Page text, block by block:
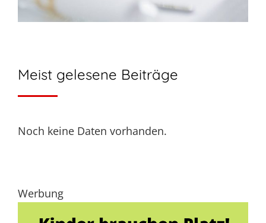
Meist gelesene Beiträge
Noch keine Daten vorhanden.
Werbung